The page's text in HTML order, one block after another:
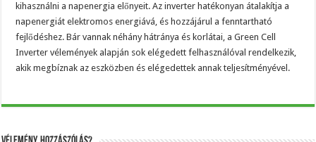
kihasználni a napenergia előnyeit. Az inverter hatékonyan átalakítja a
napenergiát elektromos energiává, és hozzájárul a fenntartható
fejlődéshez. Bár vannak néhány hátránya és korlátai, a Green Cell
Inverter vélemények alapján sok elégedett felhasználóval rendelkezik,
akik megbíznak az eszközben és elégedettek annak teljesítményével.